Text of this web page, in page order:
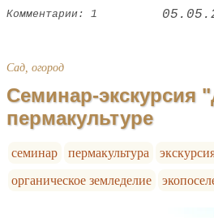
Комментарии: 1
Сад, огород
Семинар-экскурсия
пермакультуре
семинар пермакультура
органическое земледелие